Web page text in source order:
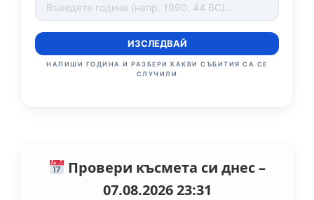
ИЗСЛЕДВАЙ
НАПИШИ ГОДИНА И РАЗБЕРИ КАКВИ СЪБИТИЯ СА СЕ
СЛУЧИЛИ
Провери късмета си днес –
07.08.2026 23:31